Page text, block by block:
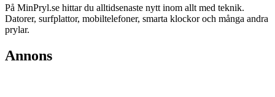
På MinPryl.se hittar du alltidsenaste nytt inom allt med teknik.
Datorer, surfplattor, mobiltelefoner, smarta klockor och många andra
prylar.
Annons